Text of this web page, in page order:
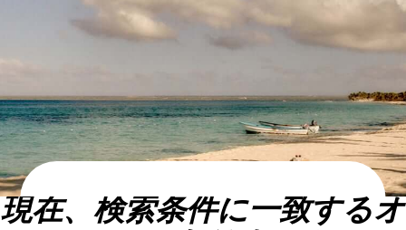
現在、検索条件に一致するオ